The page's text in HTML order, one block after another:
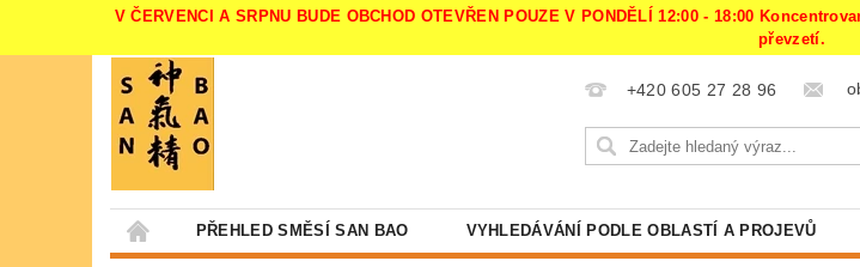
V ČERVENCI A SRPNU BUDE OBCHOD OTEVŘEN POUZE V PONDĚLÍ 12:00 - 18:00
převzetí.
+420 605 27 28 96
PŘEHLED SMĚSÍ SAN BAO VYHLEDÁVÁNÍ PODLE OBLASTÍ A PROJEVŮ